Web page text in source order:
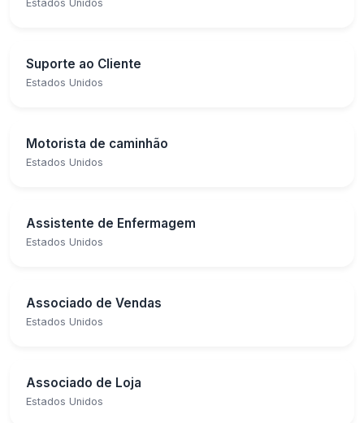
Estados Unidos
Suporte ao Cliente
Estados Unidos
Motorista de caminhão
Estados Unidos
Assistente de Enfermagem
Estados Unidos
Associado de Vendas
Estados Unidos
Associado de Loja
Estados Unidos